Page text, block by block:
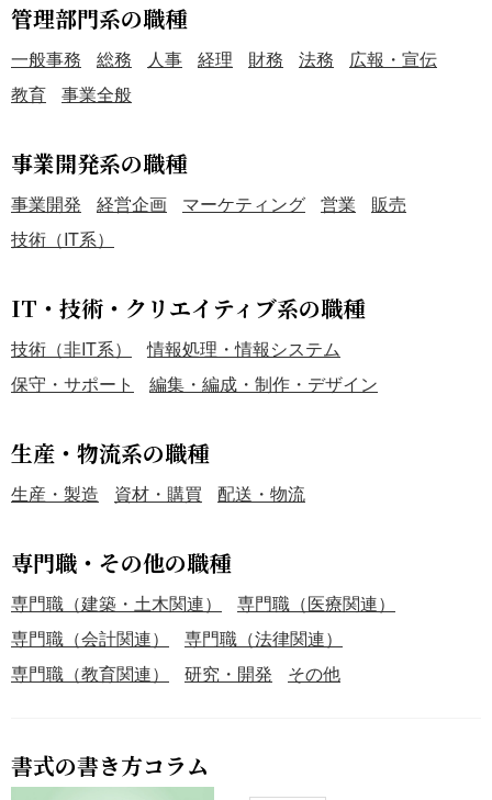
管理部門系の職種
一般事務 総務 人事 経理 財務 法務
広報・宣伝
教育
事業全般
事業開発系の職種
事業開発 経営企画 マーケティング 営業
販売
技術（IT系）
IT・技術・クリエイティブ系の職種
技術（非IT系）
情報処理・情報システム
保守・サポート
編集・編成・制作・デザイン
生産・物流系の職種
生産・製造 資材・購買 配送・物流
専門職・その他の職種
専門職（建築・土木関連）
専門職（医療関連）
専門職（会計関連）
専門職（法律関連）
専門職（教育関連）
研究・開発 その他
書式の書き方コラム